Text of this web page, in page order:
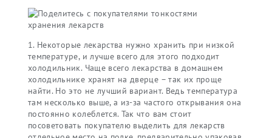
1. Некоторые лекарства нужно хранить при низкой
температуре, и лучше всего для этого подходит
холодильник. Чаще всего лекарства в домашнем
холодильнике хранят на дверце – так их проще
найти. Но это не лучший вариант. Ведь температура
там несколько выше, а из-за частого открывания она
постоянно колеблется. Так что вам стоит
посоветовать покупателю выделить для лекарств